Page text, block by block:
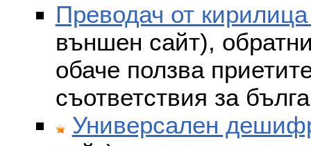
Преводач от
външен сайт),
обаче ползва
съответствия за
Универсален